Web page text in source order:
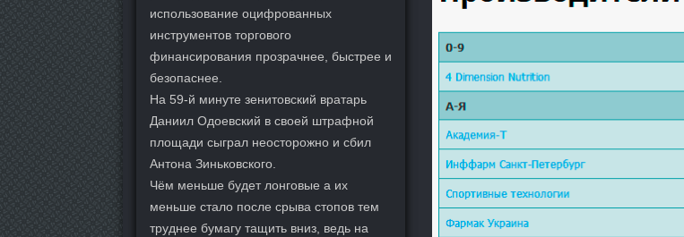
использование оцифрованных
инструментов торгового
финансирования прозрачнее, быстрее и
безопаснее.
На 59-й минуте зенитовский вратарь
Даниил Одоевский в своей штрафной
площади сыграл неосторожно и сбил
Антона Зиньковского.
Чём меньше будет лонговые а их
меньше стало после срыва стопов тем
труднее бумагу тащить вниз, ведь на